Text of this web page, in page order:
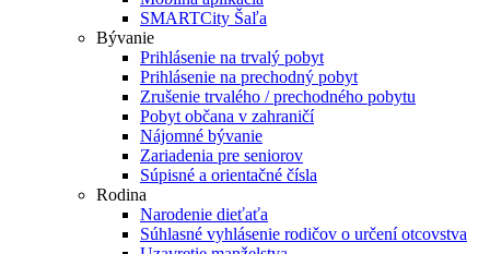
SMARTCity Šaľa
Bývanie
Prihlásenie na trvalý pobyt
Prihlásenie na prechodný pobyt
Zrušenie trvalého / prechodného pobytu
Pobyt občana v zahraničí
Nájomné bývanie
Zariadenia pre seniorov
Súpisné a orientačné čísla
Rodina
Narodenie dieťaťa
Súhlasné vyhlásenie rodičov o určení otcovstva